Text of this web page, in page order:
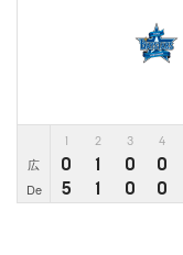
2 3 4
広 0 1 0 0
De 5 1 0 0